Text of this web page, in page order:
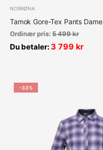
NORRØNA
Tamok Gore-Tex Pants Dame
Ordinær pris: 5 499kr
Du betaler: 3 799 kr
-33%